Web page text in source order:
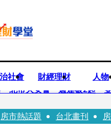
社會 財經理財 人物
北市大安警一週連破2起「雙
夏浦洋組「神隊友」 邱以
房市熱話題 台北畫刊